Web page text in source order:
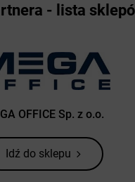
- lista
OFFICE Sp. z o.o.
Idź do sklepu